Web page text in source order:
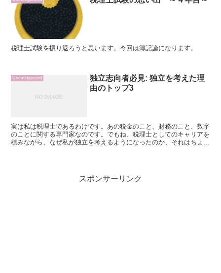
税理士試験を振り返ろうと思います。今回は簿記論になります。
Uncategorized
独立志向者必見: 独立を考えた理
由のトップ3
実は私は税理士であるわけです。あの税金のこと、財務のこと、数字
のことに関する専門家なのです。でもね、税理士としてのキャリアを
積みながら、なぜ私が独立を考えるようになったのか、それはちょっ
スポンサーリンク